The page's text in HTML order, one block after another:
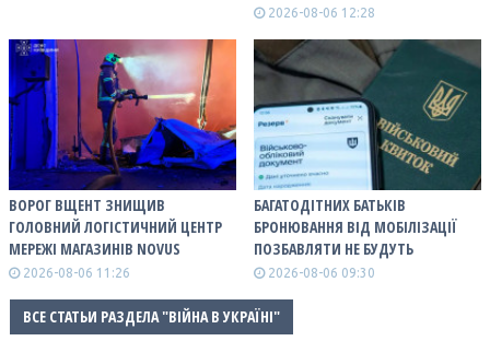
2026-08-06 12:28
ВОРОГ ВЩЕНТ ЗНИЩИВ
ГОЛОВНИЙ ЛОГІСТИЧНИЙ ЦЕНТР
МЕРЕЖІ МАГАЗИНІВ NOVUS
2026-08-06 11:26
БАГАТОДІТНИХ БАТЬКІВ
БРОНЮВАННЯ ВІД МОБІЛІЗАЦІЇ
ПОЗБАВЛЯТИ НЕ БУДУТЬ
2026-08-06 09:30
ВСЕ СТАТЬИ РАЗДЕЛА "ВІЙНА В УКРАЇНІ"